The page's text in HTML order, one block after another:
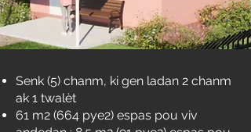
Senk (5) chanm, ki gen ladan 2 chanm
ak 1 twalèt
61 m2 (664 pye2) espas pou viv